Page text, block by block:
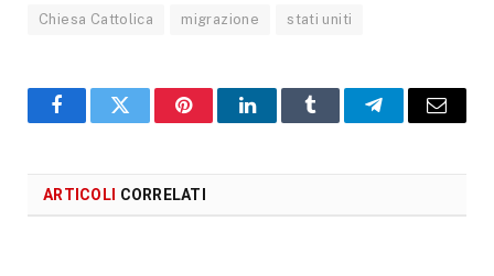
Chiesa Cattolica migrazione stati uniti
Facebook
X PinterestLinkedInTumblr TelegramEmail
ARTICOLI CORRELATI